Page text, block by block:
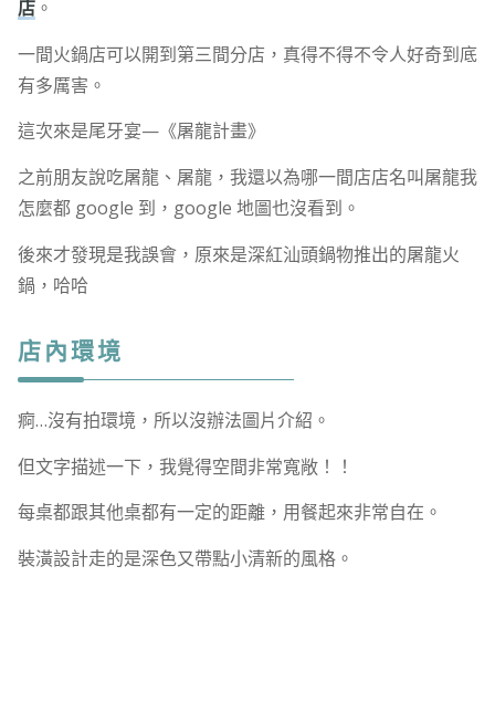
店。
一間火鍋店可以開到第三間分店，真得不得不令人好奇到底
有多厲害。
這次來是尾牙宴—《屠龍計畫》
之前朋友說吃屠龍、屠龍，我還以為哪一間店店名叫屠龍我
怎麼都 google 到，google 地圖也沒看到。
後來才發現是我誤會，原來是深紅汕頭鍋物推出的屠龍火
鍋，哈哈
店內環境
痾…沒有拍環境，所以沒辦法圖片介紹。
但文字描述一下，我覺得空間非常寬敞！！
每桌都跟其他桌都有一定的距離，用餐起來非常自在。
裝潢設計走的是深色又帶點小清新的風格。